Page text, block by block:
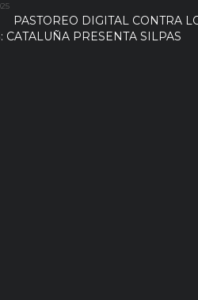
PASTOREO DIGITAL CONTRA
CATALUÑA PRESENTA SILPAS